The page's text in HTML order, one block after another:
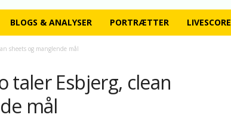
BLOGS & ANALYSER PORTRÆTTER LIVESCORE
sheets og manglende mål
taler Esbjerg, clean
mål